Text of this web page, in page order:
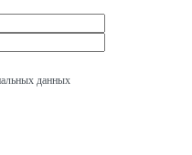
данных